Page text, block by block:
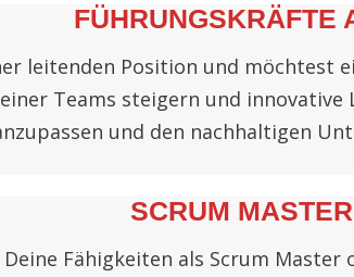
FÜHRUNGSKRÄFTE
leitenden Position und möchtest
Teams steigern und
und den nachhaltigen
SCRUM
Fähigkeiten als Scrum